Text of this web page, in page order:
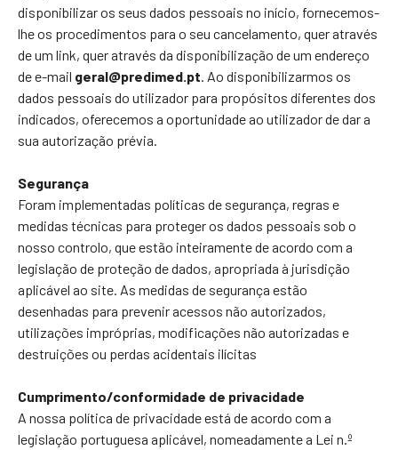
disponibilizar os seus dados pessoais no início, fornecemos-
lhe os procedimentos para o seu cancelamento, quer através
de um link, quer através da disponibilização de um endereço
de e-mail geral@predimed.pt. Ao disponibilizarmos os
dados pessoais do utilizador para propósitos diferentes dos
indicados, oferecemos a oportunidade ao utilizador de dar a
sua autorização prévia.
Segurança
Foram implementadas políticas de segurança, regras e
medidas técnicas para proteger os dados pessoais sob o
nosso controlo, que estão inteiramente de acordo com a
legislação de proteção de dados, apropriada à jurisdição
aplicável ao site. As medidas de segurança estão
desenhadas para prevenir acessos não autorizados,
utilizações impróprias, modificações não autorizadas e
destruições ou perdas acidentais ilícitas
Cumprimento/conformidade de privacidade
A nossa política de privacidade está de acordo com a
legislação portuguesa aplicável, nomeadamente a Lei n.º